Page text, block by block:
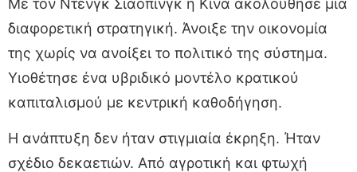
Με τον Ντένγκ Σιαοπίνγκ η Κίνα ακολούθησε μια
διαφορετική στρατηγική. Άνοιξε την οικονομία
της χωρίς να ανοίξει το πολιτικό της σύστημα.
Υιοθέτησε ένα υβριδικό μοντέλο κρατικού
καπιταλισμού με κεντρική καθοδήγηση.
Η ανάπτυξη δεν ήταν στιγμιαία έκρηξη. Ήταν
σχέδιο δεκαετιών. Από αγροτική και φτωχή